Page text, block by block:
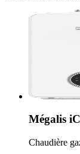
Mégalis
Chaudière